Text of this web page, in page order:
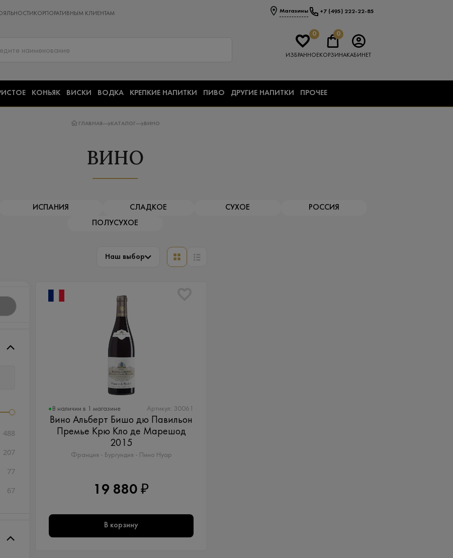
КОРПОРАТИВНЫМ КЛИЕНТАМ Магазины +7 (495) 222-22-85
0
ИЗБРАННОЕ
0
КОРЗИНАКАБИНЕТ
КОНЬЯК ВИСКИ ВОДКА КРЕПКИЕ НАПИТКИ ПИВО ДРУГИЕ НАПИТКИ ПРОЧЕЕ
ГЛАВНАЯ КАТАЛОГ ВИНО
ВИНО
ИСПАНИЯ СЛАДКОЕ СУХОЕ
РОССИЯ
ПОЛУСУХОЕ
Наш выбор
488
207
77
67
В наличии в 1 магазине Артикул: 30061
Вино Альберт Бишо дю Павильон
Премье Крю Кло де Марешод
2015
Франция - Бургундия - Пино Нуар
19 880 ₽
В корзину